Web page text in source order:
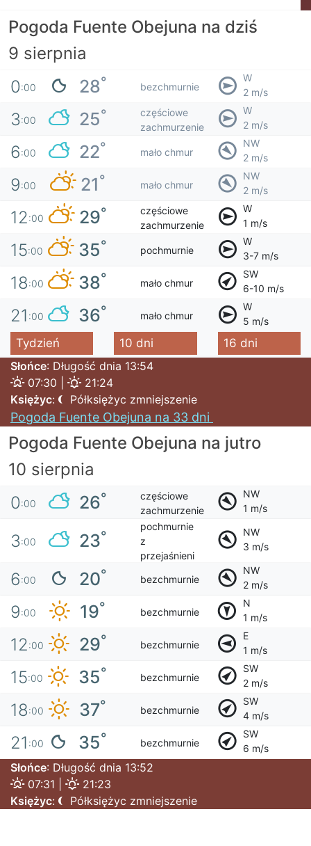
Pogoda Fuente Obejuna na dziś
9 sierpnia
0:00 28° bezchmurnie
W
2 m/s
3:00 25°
częściowe
zachmurzenie
W
2 m/s
6:00 22° mało chmur
NW
2 m/s
9:00 21° mało chmur
NW
2 m/s
12:00 29°
częściowe
zachmurzenie
W
1 m/s
15:00 35° pochmurnie
W
3-7 m/s
18:00 38° mało chmur
SW
6-10 m/s
21 :00 36° mało chmur
W
5 m/s
Tydzień 10 dni
16 dni
Słońce: Długość dnia 13:54
07:30 |
21:24
Księżyc: Półksiężyc zmniejszenie
Pogoda Fuente Obejuna na 33 dni
Pogoda Fuente Obejuna na jutro
10 sierpnia
0:00 26°
częściowe
zachmurzenie
NW
1 m/s
3:00 23°
pochmurnie
z
przejaśnieni
NW
3 m/s
6:00 20° bezchmurnie
NW
2 m/s
9:00 19° bezchmurnie
N
1 m/s
12:00 29° bezchmurnie
E
1 m/s
15:00 35° bezchmurnie
SW
2 m/s
18:00 37° bezchmurnie
SW
4 m/s
21 :00 35° bezchmurnie
SW
6 m/s
Słońce: Długość dnia 13:52
07:31 |
21:23
Księżyc: Półksiężyc zmniejszenie